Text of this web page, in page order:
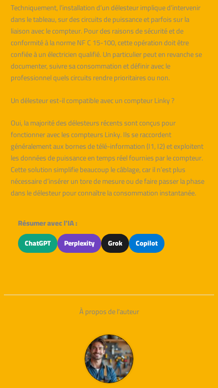
Techniquement, l’installation d’un délesteur implique d’intervenir
dans le tableau, sur des circuits de puissance et parfois sur la
liaison avec le compteur. Pour des raisons de sécurité et de
conformité à la norme NF C 15-100, cette opération doit être
confiée à un électricien qualifié. Un particulier peut en revanche se
documenter, suivre sa consommation et définir avec le
professionnel quels circuits rendre prioritaires ou non.
Un délesteur est-il compatible avec un compteur Linky ?
Oui, la majorité des délesteurs récents sont conçus pour
fonctionner avec les compteurs Linky. Ils se raccordent
généralement aux bornes de télé-information (I1, I2) et exploitent
les données de puissance en temps réel fournies par le compteur.
Cette solution simplifie beaucoup le câblage, car il n’est plus
nécessaire d’insérer un tore de mesure ou de faire passer la phase
dans le délesteur pour connaître la consommation instantanée.
Résumer avec l'IA :
ChatGPT Perplexity Grok Copilot
À propos de l'auteur